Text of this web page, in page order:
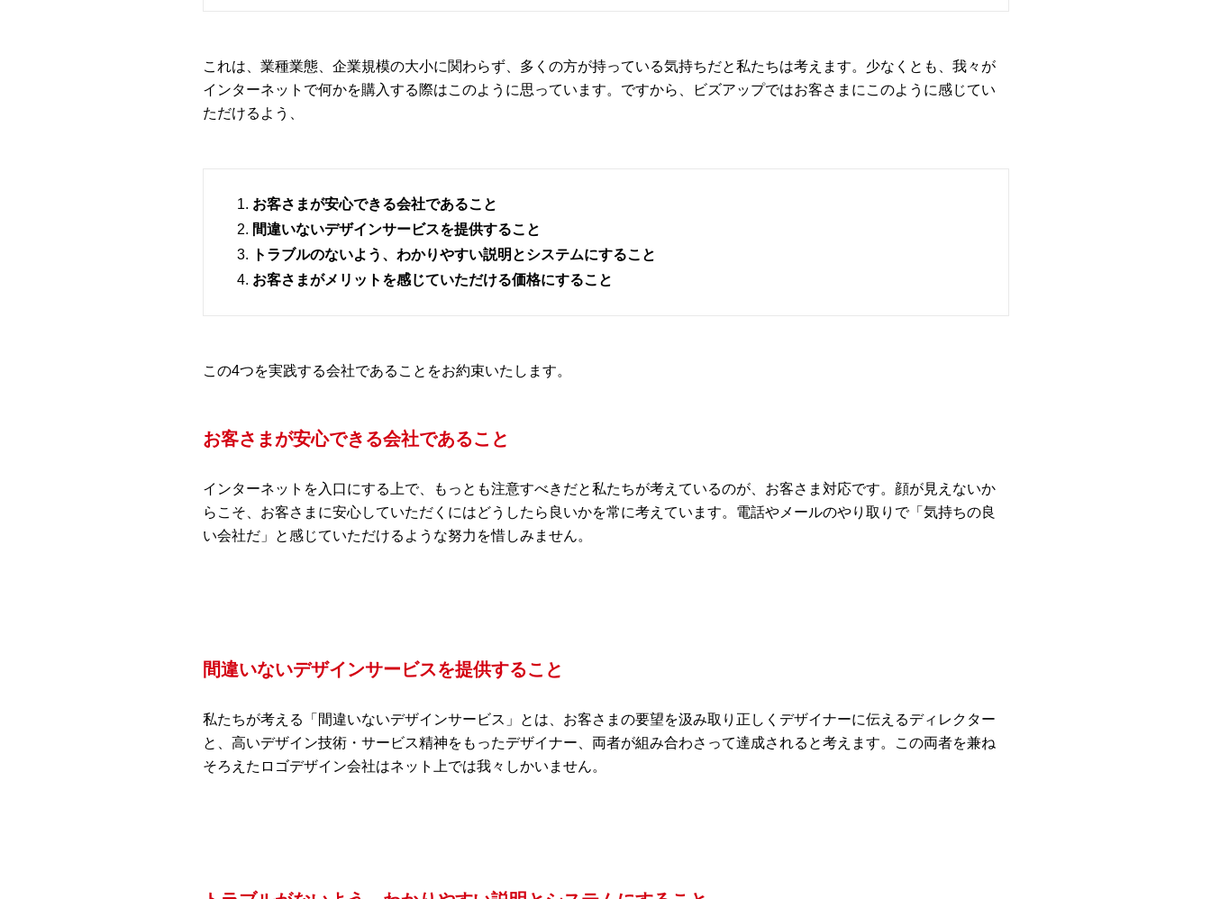
これは、業種業態、企業規模の大小に関わらず、多くの方が持っている気持ちだと私たちは考えます。少なくとも、我々が
インターネットで何かを購入する際はこのように思っています。ですから、ビズアップではお客さまにこのように感じてい
ただけるよう、
お客さまが安心できる会社であること
間違いないデザインサービスを提供すること
トラブルのないよう、わかりやすい説明とシステムにすること
お客さまがメリットを感じていただける価格にすること
この4つを実践する会社であることをお約束いたします。
お客さまが安心できる会社であること
インターネットを入口にする上で、もっとも注意すべきだと私たちが考えているのが、お客さま対応です。顔が見えないか
らこそ、お客さまに安心していただくにはどうしたら良いかを常に考えています。電話やメールのやり取りで「気持ちの良
い会社だ」と感じていただけるような努力を惜しみません。
間違いないデザインサービスを提供すること
私たちが考える「間違いないデザインサービス」とは、お客さまの要望を汲み取り正しくデザイナーに伝えるディレクター
と、高いデザイン技術・サービス精神をもったデザイナー、両者が組み合わさって達成されると考えます。この両者を兼ね
そろえたロゴデザイン会社はネット上では我々しかいません。